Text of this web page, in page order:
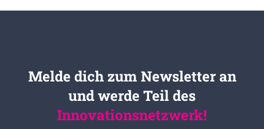
Melde dich zum Newsletter an
und werde Teil des
Innovationsnetzwerk!